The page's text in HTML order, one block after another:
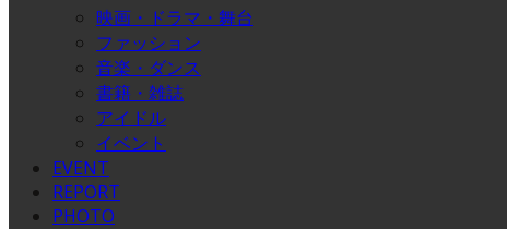
映画・ドラマ・舞台
ファッション
音楽・ダンス
書籍・雑誌
アイドル
イベント
EVENT
REPORT
PHOTO